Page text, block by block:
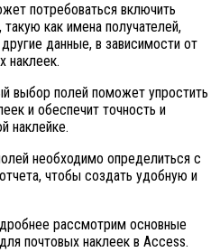
потребоваться включить
как имена получателей,
данные, в зависимости от
наклеек.
выбор полей поможет упростить
и обеспечит точность и
наклейке.
необходимо определиться с
чтобы создать удобную и
рассмотрим основные
почтовых наклеек в Access.